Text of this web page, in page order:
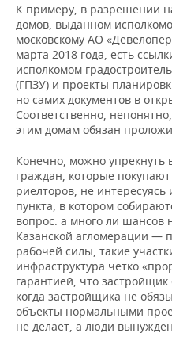
К примеру, в разрешении
домов, выданном
московскому АО
марта 2018 года, есть
исполкомом
(ГПЗУ) и проекты
но самих документов в
Соответственно,
этим домам обязан
Конечно, можно упрекнуть
граждан, которые
риелторов, не интересуясь
пункта, в котором
вопрос: а много ли шансов
Казанской агломерации —
рабочей силы, такие
инфраструктура четко
гарантией, что
когда застройщика не
объекты нормальными
не делает, а люди